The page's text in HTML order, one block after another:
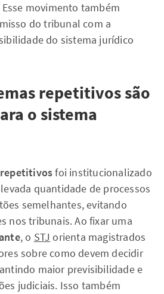
movimento também
do tribunal com a
do sistema jurídico
repetitivos são
o sistema
foi institucionalizado
quantidade de processos
semelhantes, evitando
nos tribunais. Ao fixar uma
, o STJ orienta magistrados
sobre como devem decidir
maior previsibilidade e
judiciais. Isso também